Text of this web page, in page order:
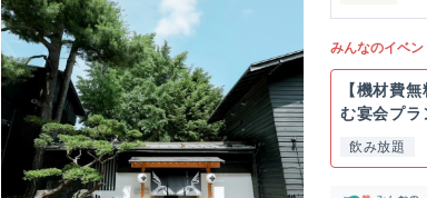
みんなのイベ
【機材費
む宴会プラ
飲み放題